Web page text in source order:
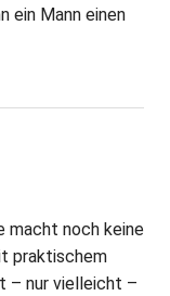
ein Mann einen
macht noch keine
praktischem
– nur vielleicht –